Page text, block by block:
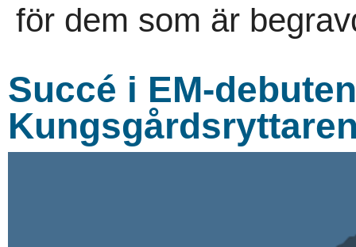
för dem som är
Succé i EM-